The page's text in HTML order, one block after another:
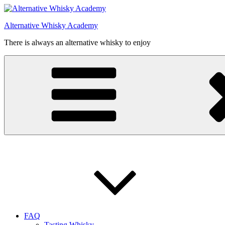
Videre
indhold
Alternative Whisky Academy
There is always an alternative whisky to enjoy
FAQ